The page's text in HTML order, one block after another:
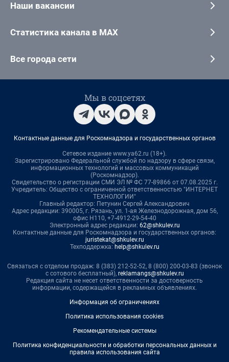
Наши вакансии
Статистика канала в MAX
Все города сети
Мы в соцсетях
Контактные данные для Роскомнадзора и государственных органов
Сетевое издание www.ya62.ru (18+).
Зарегистрировано Федеральной службой по надзору в сфере связи,
информационных технологий и массовых коммуникаций
(Роскомнадзор).
Свидетельство о регистрации СМИ ЭЛ № ФС 77-89866 от 07.08.2025 г.
Учредитель: Общество с ограниченной ответственностью "ИНТЕРНЕТ
ТЕХНОЛОГИИ"
Главный редактор: Петунин Сергей Александрович
Адрес редакции: 390005, г. Рязань, ул. 1-ая Железнодорожная, дом 56,
офис Н110, +7-4912-29-54-40
Электронный адрес редакции: 62@shkulev.ru
Контактные данные для Роскомнадзора и государственных органов:
juristekat@shkulev.ru
Техподдержка: help@shkulev.ru
Связаться с отделом продаж: 8 (383) 212-52-52, 8 (800) 200-03-83 (звонок
с сотового бесплатный), reklamangs@shkulev.ru
Редакция сайта не несет ответственности за достоверность
информации, содержащейся в рекламных объявлениях.
Информация об ограничениях
Политика использования cookies
Рекомендательные системы
Политика конфиденциальности и обработки персональных данных и
правила использования сайта